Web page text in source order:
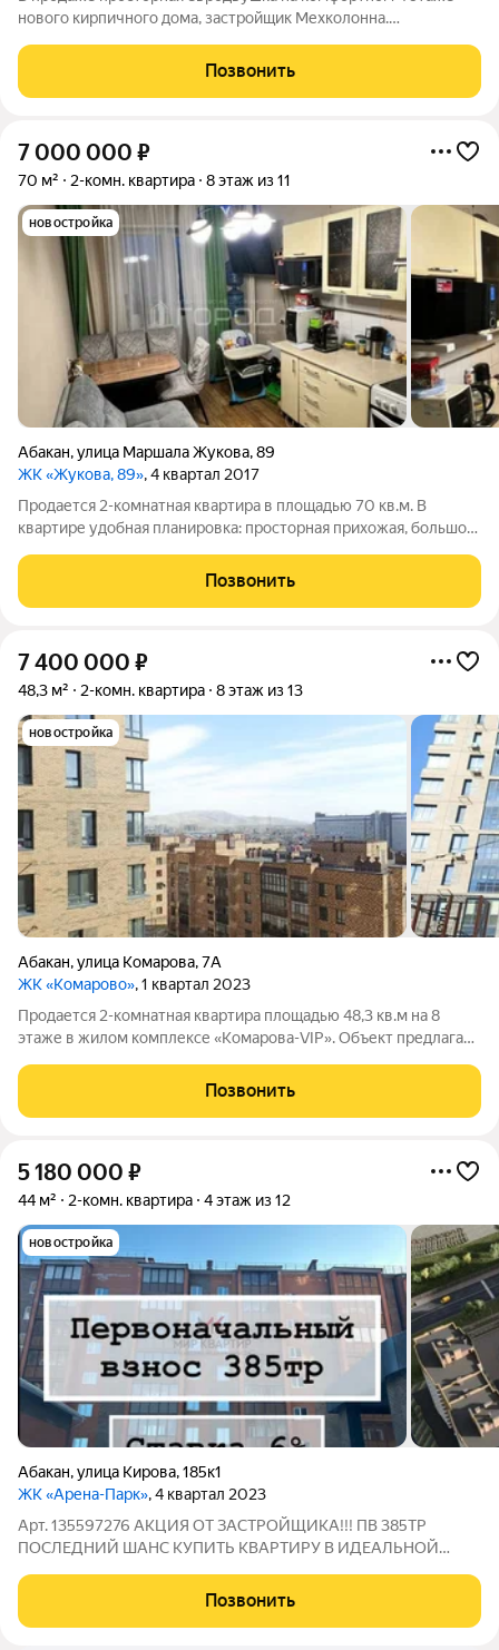
нового кирпичного дома, застройщик Мехколонна.
зоной кухни, совмещенный санузел, большая лоджия. Также
два окна в гостиной позволяют
Позвонить
7 000 000 ₽
70 м² 2-комн. квартира 8 этаж из 11
новостройка
Абакан,улица Маршала Жукова,89
ЖК «Жукова, 89», 4 квартал 2017
Продается 2-комнатная квартира в площадью 70 кв.м. В
квартире удобная планировка: просторная прихожая, большой
застеклённую лоджию, раздельный санузел. Окна на две
стороны. Выполнен
Позвонить
7 400 000 ₽
48,3 м² 2-комн. квартира 8 этаж из 13
новостройка
Абакан,улица Комарова,7А
ЖК «Комарово», 1 квартал 2023
Продается 2-комнатная квартира площадью 48,3 кв.м на 8
этаже в жилом комплексе «Комарова-VIP». Объект предлагает
эффективно организовать пространство под индивидуальные
потребности. Квартира сдана с
Позвонить
5 180 000 ₽
44 м² 2-комн. квартира 4 этаж из 12
новостройка
Абакан,улица Кирова,185к1
ЖК «Арена-Парк», 4 квартал 2023
Арт. 135597276 АКЦИЯ ОТ ЗАСТРОЙЩИКА!!! ПВ 385ТР
ПОСЛЕДНИЙ ШАНС КУПИТЬ КВАРТИРУ В ИДЕАЛЬНОЙ
Действует уникальная акция: Процентная ставка всего 6%!
Позвонить